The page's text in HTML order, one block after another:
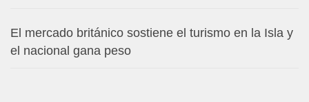
El mercado británico sostiene el turismo en la Isla y
el nacional gana peso